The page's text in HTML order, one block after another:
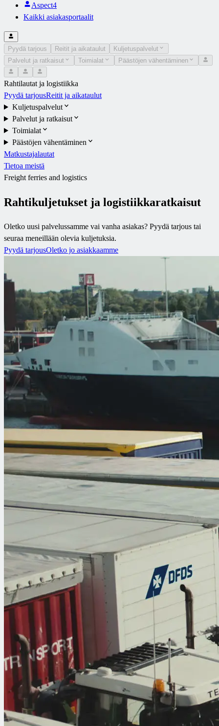
Aspect4
Kaikki asiakasportaalit
Pyydä tarjous Reitit ja aikataulut
Kuljetuspalvelut
Palvelut ja ratkaisut
Toimialat Päästöjen vähentäminen
Rahtilautat ja logistiikka
Pyydä tarjousReitit ja aikataulut
Kuljetuspalvelut
Palvelut ja ratkaisut
Toimialat
Päästöjen vähentäminen
Matkustajalautat
Tietoa meistä
Freight ferries and logistics
Rahtikuljetukset ja logistiikkaratkaisut
Oletko uusi palvelussamme vai vanha asiakas? Pyydä tarjous tai
seuraa meneillään olevia kuljetuksia.
Pyydä tarjousOletko jo asiakkaamme